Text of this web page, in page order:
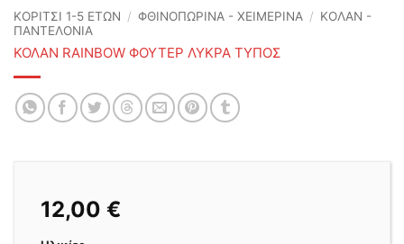
ΚΟΡΙΤΣΙ 1-5 ΕΤΩΝ / ΦΘΙΝΟΠΩΡΙΝΆ - ΧΕΙΜΕΡΙΝΆ / ΚΟΛΑΝ -
ΠΑΝΤΕΛΟΝΙΑ
ΚΟΛΑΝ RAINBOW ΦΟΥΤΕΡ ΛΥΚΡΑ ΤΥΠΟΣ
12,00 €